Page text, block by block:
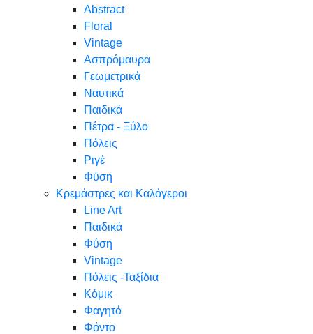
Abstract
Floral
Vintage
Ασπρόμαυρα
Γεωμετρικά
Ναυτικά
Παιδικά
Πέτρα - Ξύλο
Πόλεις
Ριγέ
Φύση
Κρεμάστρες και Καλόγεροι
Line Art
Παιδικά
Φύση
Vintage
Πόλεις -Ταξίδια
Κόμικ
Φαγητό
Φόντο